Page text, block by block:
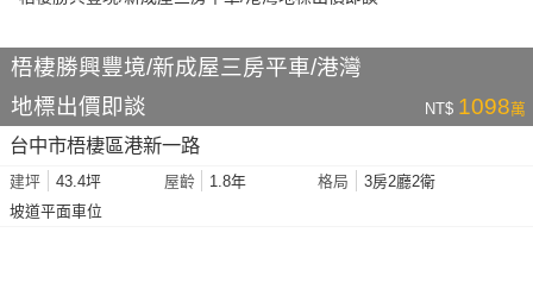
梧棲勝興豐境/新成屋三房平車/港灣
地標出價即談
NT$ 1098萬
台中市梧棲區港新一路
建坪 43.4坪 屋齡 1.8年 格局
3房2廳2衛
坡道平面車位